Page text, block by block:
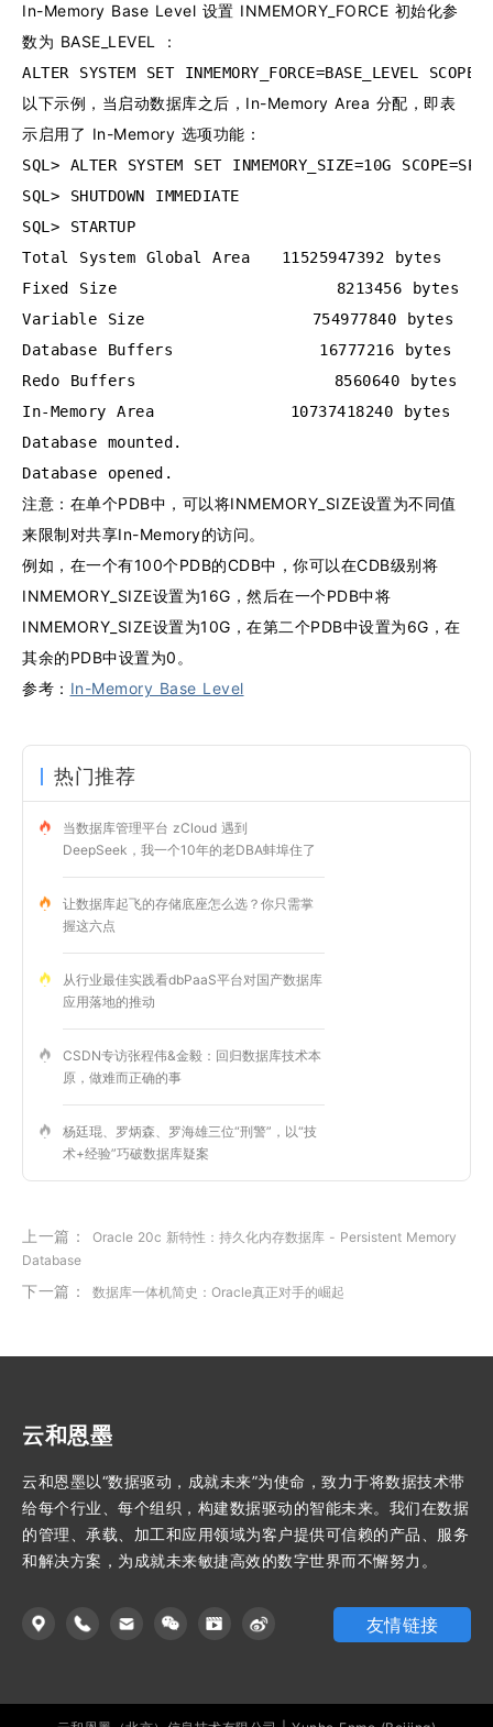
In-Memory Base Level 设置 INMEMORY_FORCE 初始化参
数为 BASE_LEVEL ：
ALTER SYSTEM SET INMEMORY_FORCE=BASE_LEVEL
以下示例，当启动数据库之后，In-Memory Area 分配，即表
示启用了 In-Memory 选项功能：
SQL> ALTER SYSTEM SET INMEMORY_SIZE=10G
SQL> SHUTDOWN IMMEDIATE
SQL> STARTUP
Total System Global Area   11525947392 bytes
Fixed Size                     8213456 bytes
Variable Size                754977840 bytes
Database Buffers              16777216 bytes
Redo Buffers                   8560640 bytes
In-Memory Area             10737418240 bytes
Database mounted.
Database opened.
注意：在单个PDB中，可以将INMEMORY_SIZE设置为不同值
来限制对共享In-Memory的访问。
例如，在一个有100个PDB的CDB中，你可以在CDB级别将
INMEMORY_SIZE设置为16G，然后在一个PDB中将
INMEMORY_SIZE设置为10G，在第二个PDB中设置为6G，在
其余的PDB中设置为0。
参考： In-Memory Base Level
热门推荐
当数据库管理平台 zCloud 遇到
DeepSeek，我一个10年的老DBA蚌埠住了
让数据库起飞的存储底座怎么选？你只需掌
握这六点
从行业最佳实践看dbPaaS平台对国产数据库
应用落地的推动
CSDN专访张程伟&金毅：回归数据库技术本
原，做难而正确的事
杨廷琨、罗炳森、罗海雄三位“刑警”，以“技
术+经验”巧破数据库疑案
上一篇： Oracle 20c 新特性：持久化内存数据库 - Persistent Memory
Database
下一篇： 数据库一体机简史：Oracle真正对手的崛起
云和恩墨
云和恩墨以“数据驱动，成就未来”为使命，致力于将数据技术带
给每个行业、每个组织，构建数据驱动的智能未来。我们在数据
的管理、承载、加工和应用领域为客户提供可信赖的产品、服务
和解决方案，为成就未来敏捷高效的数字世界而不懈努力。
友情链接